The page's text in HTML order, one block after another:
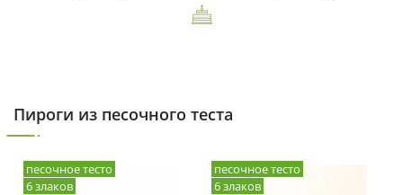
Пироги из песочного теста
песочное тесто
6 злаков
песочное тесто
6 злаков